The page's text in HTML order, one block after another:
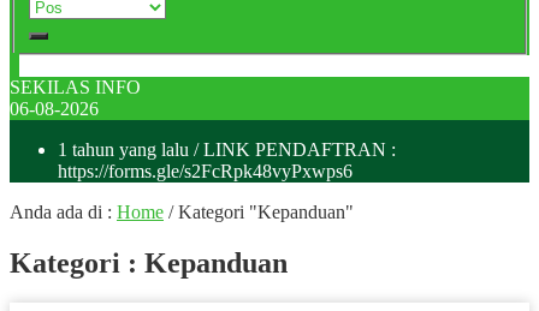
SEKILAS INFO
06-08-2026
1 tahun yang lalu / LINK PENDAFTRAN :
https://forms.gle/s2FcRpk48vyPxwps6
Anda ada di : Home /Kategori "Kepanduan"
Kategori : Kepanduan